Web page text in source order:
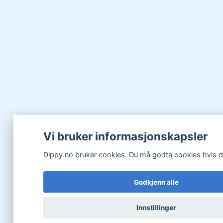
Vi bruker informasjonskapsler
Dippy.no bruker cookies. Du må godta cookies hvis
Godkjenn alle
Innstillinger